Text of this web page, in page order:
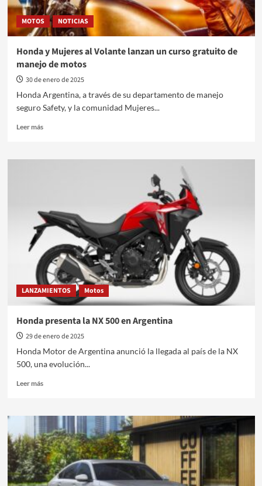
MOTOS NOTICIAS
Honda y Mujeres al Volante lanzan un curso gratuito de
manejo de motos
30 de enero de 2025
Honda Argentina, a través de su departamento de manejo
seguro Safety, y la comunidad Mujeres...
Leer másLeer
Honda
lanzan
un
curso
gratuito
de
manejo
de
motos
LANZAMIENTOS Motos
Honda presenta la NX 500 en Argentina
29 de enero de 2025
Honda Motor de Argentina anunció la llegada al país de la NX
500, una evolución...
Leer másLeer
Honda
presenta
la
NX
500
en
Argentina